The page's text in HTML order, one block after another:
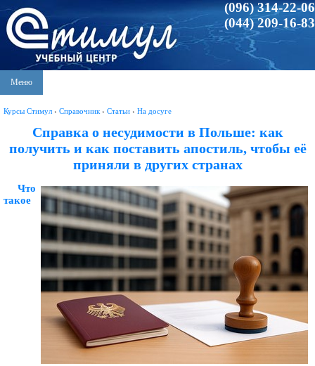
(096) 314-22-06
(044) 209-16-83
Меню
Курсы Стимул › Справочник › Статьи › На досуге
Справка о несудимости в Польше: как
получить и как поставить апостиль, чтобы её
приняли в других странах
Что
такое